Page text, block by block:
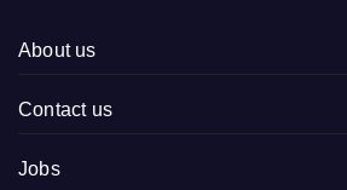
About us
Contact us
Jobs